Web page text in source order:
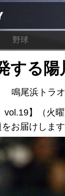
野球
する
鳴尾浜トラオ
vol.19】（火
お届けしま